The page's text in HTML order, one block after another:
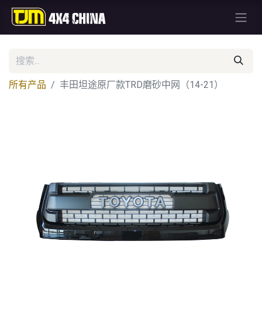
所有产品 丰田坦途原厂款TRD磨砂中网（14-21）